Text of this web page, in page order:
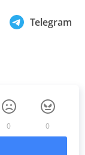
Telegram
0 0